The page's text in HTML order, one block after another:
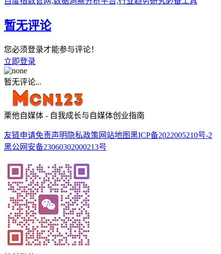
暂无评论
您必须登录才能参与评论！
立即登录
暂无评论...
栗他自媒体 - 自我成长与自媒体创业指南
友链申请免责声明 隐私政策 网站地图黑ICP备2022005210号-2
黑公网安备23060302000213号